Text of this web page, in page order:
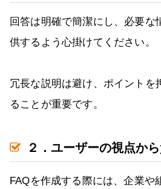
回答は明確で簡潔にし、必要な
供するよう心掛けてください。
冗長な説明は避け、ポイントを
ることが重要です。
２．ユーザーの視点か
FAQを作成する際には、企業や